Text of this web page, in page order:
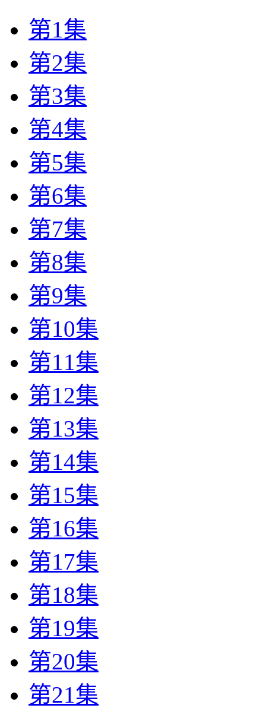
第1集
第2集
第3集
第4集
第5集
第6集
第7集
第8集
第9集
第10集
第11集
第12集
第13集
第14集
第15集
第16集
第17集
第18集
第19集
第20集
第21集